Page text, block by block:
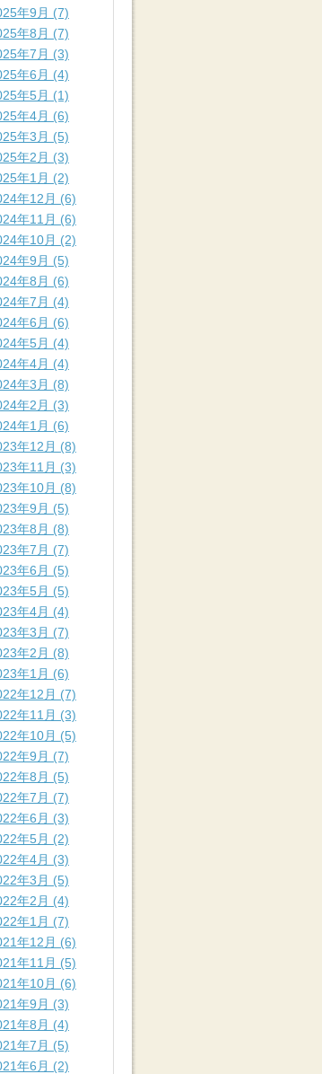
年9月 (7)
年8月 (7)
年7月 (3)
年6月 (4)
年5月 (1)
年4月 (6)
年3月 (5)
年2月 (3)
年1月 (2)
年12月 (6)
年11月 (6)
年10月 (2)
年9月 (5)
年8月 (6)
年7月 (4)
年6月 (6)
年5月 (4)
年4月 (4)
年3月 (8)
年2月 (3)
年1月 (6)
年12月 (8)
年11月 (3)
年10月 (8)
年9月 (5)
年8月 (8)
年7月 (7)
年6月 (5)
年5月 (5)
年4月 (4)
年3月 (7)
年2月 (8)
年1月 (6)
年12月 (7)
年11月 (3)
年10月 (5)
年9月 (7)
年8月 (5)
年7月 (7)
年6月 (3)
年5月 (2)
年4月 (3)
年3月 (5)
年2月 (4)
年1月 (7)
年12月 (6)
年11月 (5)
年10月 (6)
年9月 (3)
年8月 (4)
年7月 (5)
年6月 (2)